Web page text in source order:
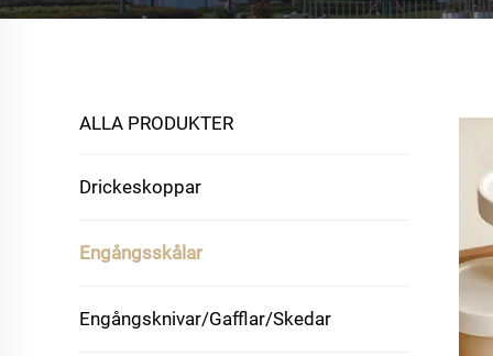
ALLA PRODUKTER
Drickeskoppar
Engångsskålar
Engångsknivar/gafflar/skedar